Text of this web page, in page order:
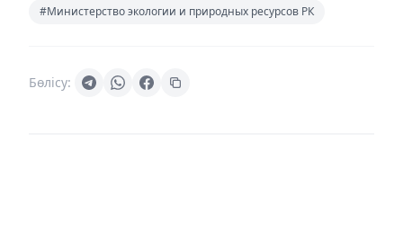
#Министерство экологии и природных ресурсов РК
Бөлісу: